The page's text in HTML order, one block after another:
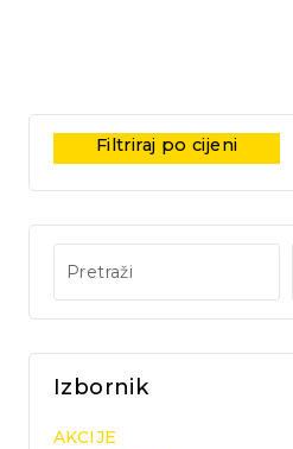
Filtriraj po cijeni
Izbornik
AKCIJE